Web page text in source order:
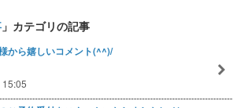
」カテゴリの記事
から嬉しいコメント(^^)/